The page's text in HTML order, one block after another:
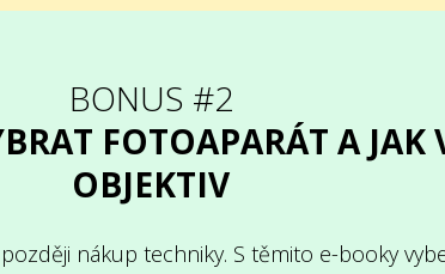
BONUS #2
FOTOAPARÁT A JAK
OBJEKTIV
nákup techniky. S těmito e-booky